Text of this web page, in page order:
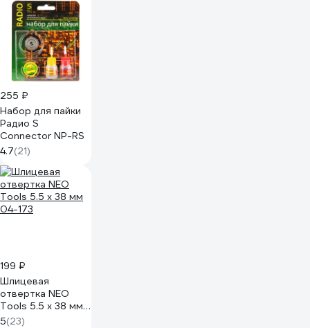
255 ₽
Набор для пайки
Радио S
Connector NP-RS
4.7(21)
199 ₽
Шлицевая
отвертка NEO
Tools 5.5 x 38 мм
04-173
5(23)